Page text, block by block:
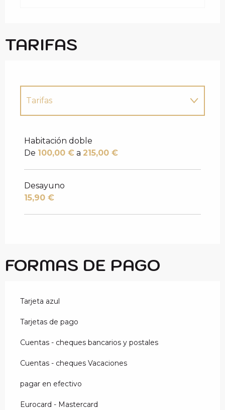
TARIFAS
Tarifas
Habitación doble
De 100,00 € a 215,00 €
Desayuno
15,90 €
FORMAS DE PAGO
Tarjeta azul
Tarjetas de pago
Cuentas - cheques bancarios y postales
Cuentas - cheques Vacaciones
pagar en efectivo
Eurocard - Mastercard